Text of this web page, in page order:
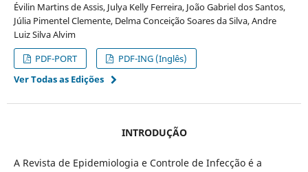
Évilin Martins de Assis, Julya Kelly Ferreira, João Gabriel dos Santos,
Júlia Pimentel Clemente, Delma Conceição Soares da Silva, Andre
Luiz Silva Alvim
PDF-PORT
PDF-ING (Inglês)
Ver Todas as Edições
INTRODUÇÃO
A Revista de Epidemiologia e Controle de Infecção é a